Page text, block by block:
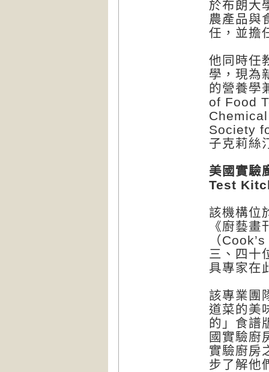
於布朗大
農產品與
任，並擔
他同時任
學，現為
的營養學
of Food
Society
子克莉絲
美國實
Test
該機構位
《廚藝
（
三、四十
具專家在
該專業團
道菜的美
的」食譜
國實驗廚
實驗廚房
步了解他